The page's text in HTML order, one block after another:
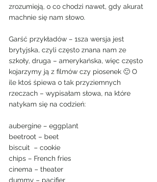
zrozumieją, o co chodzi nawet, gdy akurat
machnie się nam słowo.
Garść przykładów – 1sza wersja jest
brytyjska, czyli często znana nam ze
szkoły, druga – amerykańska, więc często
kojarzymy ją z filmów czy piosenek 🙂 O
ile ktoś śpiewa o tak przyziemnych
rzeczach – wypisałam słowa, na które
natykam się na codzień:
aubergine – eggplant
beetroot – beet
biscuit  – cookie
chips – French fries
cinema – theater
dummy – pacifier